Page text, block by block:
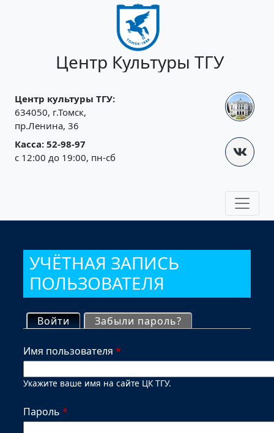
Jump to navigation
Центр Культуры ТГУ
Центр культуры ТГУ:
634050, г.Томск,
пр.Ленина, 36
Касса: 52-98-97
с 12:00 до 19:00, пн-сб
УЧЁТНАЯ ЗАПИСЬ
ПОЛЬЗОВАТЕЛЯ
Главные вкладки
Войти(активная вкладка)
Забыли пароль?
Имя пользователя *
Укажите ваше имя на сайте ЦК ТГУ.
Пароль *